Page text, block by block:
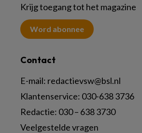
Krijg toegang tot het magazine
Word abonnee
Contact
E-mail: redactievsw@bsl.nl
Klantenservice: 030-638 3736
Redactie: 030 – 638 3730
Veelgestelde vragen